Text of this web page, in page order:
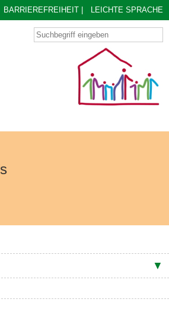
BARRIEREFREIHEIT LEICHTE SPRACHE
KONTAKTE